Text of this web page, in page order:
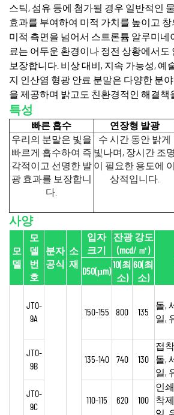
스틱, 섬유 등에 첨가될 경우 일반적인
효과를 부여하여 미적 가치를 높이고
미적 측면을 넘어서 스트론튬 알루미네
료는 어두운 환경이나 정전 상황에서도
보장합니다. 비상 대비, 지속 가능성, 예
지 인산염 형광 안료 분말은 다양한 분
을 제공하며 밝고도 친환경적인 해결책
특성
빠른 흡수 연장형 발광
우리의 분말은 빛을
빠르게 흡수하여 즉
각적이고 선명한 발
광 효과를 보장합니
다.
수 시간 동안 밝게
빛나며, 장시간 조명
이 필요한 용도에 이
상적입니다.
사양
모
델
모
델
번
호
분자
공식
소
재
입자
크기
잔광 강도
(mcd/ ㎡)
D50(μm)
10(최
소)
60(최
소)
JTO-
9A
150-155 800 135
돌,
일,
JTO-
9B
135-140 740 130
접
돌,
일,
JTO-
9C
110-115 620 100
인
착